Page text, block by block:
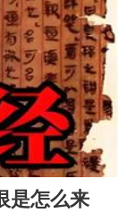
是怎么来